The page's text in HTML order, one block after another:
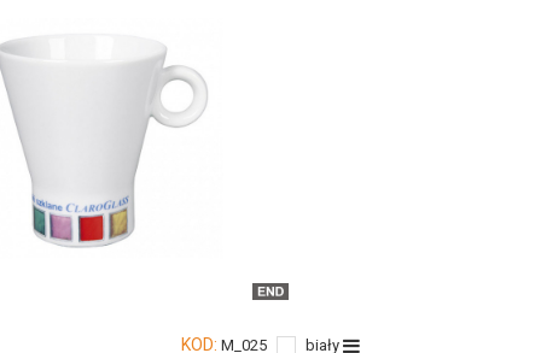
KOD: M_025 biały